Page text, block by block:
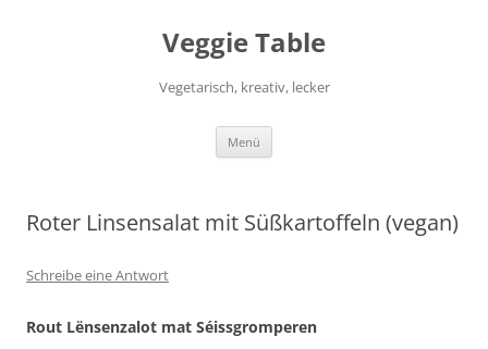
Veggie Table
Vegetarisch, kreativ, lecker
Menü
Roter Linsensalat mit Süßkartoffeln (vegan)
Schreibe eine Antwort
Rout Lënsenzalot mat Séissgromperen